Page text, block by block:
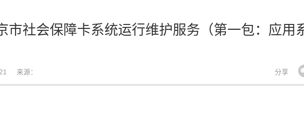
市社会保障卡系统运行维护服务（第一包：应用
来源： 分享